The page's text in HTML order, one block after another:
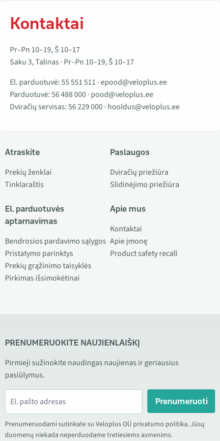
Kontaktai
Pr–Pn 10–19, Š 10–17
Saku 3, Talinas · Pr–Pn 10–19, Š 10–17
El. parduotuvė:55 551 511 ·epood@veloplus.ee
Parduotuvė:56 488 000· pood@veloplus.ee
Dviračių servisas:56 229 000· hooldus@veloplus.ee
Atraskite
Prekių ženklai
Tinklaraštis
El. parduotuvės
aptarnavimas
Bendrosios pardavimo sąlygos
Pristatymo parinktys
Prekių grąžinimo taisyklės
Pirkimas išsimokėtinai
Paslaugos
Dviračių priežiūra
Slidinėjimo priežiūra
Apie mus
Kontaktai
Apie įmonę
Product safety recall
PRENUMERUOKITE NAUJIENLAIŠKĮ
Pirmieji sužinokite naudingas naujienas ir geriausius
pasiūlymus.
Prenumeruoti
Prenumeruodami sutinkate su Veloplus OÜ privatumo politika. Jūsų
duomenų niekada neperduodame tretiesiems asmenims.